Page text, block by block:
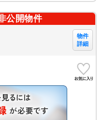
公開物件
物件
詳細